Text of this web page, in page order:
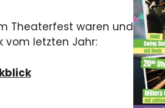
Theaterfest waren und
vom letzten Jahr: